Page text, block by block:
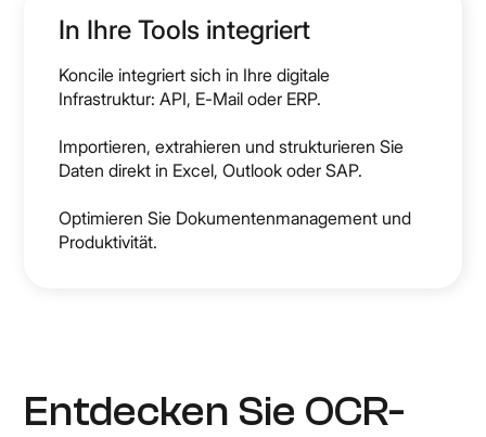
In Ihre Tools integriert
Koncile integriert sich in Ihre digitale
Infrastruktur: API, E-Mail oder ERP.
Importieren, extrahieren und strukturieren Sie
Daten direkt in Excel, Outlook oder SAP.
Optimieren Sie Dokumentenmanagement und
Produktivität.
Entdecken Sie OCR-